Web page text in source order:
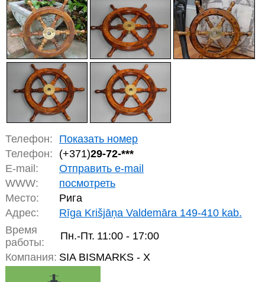
Телефон:
Показать номер
Телефон:
(+371)29-72-***
E-mail:
Отправить e-mail
WWW:
посмотреть
Место:
Рига
Адрес:
Rīga Krišjāņa Valdemāra 149-410 kab.
Время
работы:
Пн.-Пт. 11:00 - 17:00
Компания: SIA BISMARKS - X